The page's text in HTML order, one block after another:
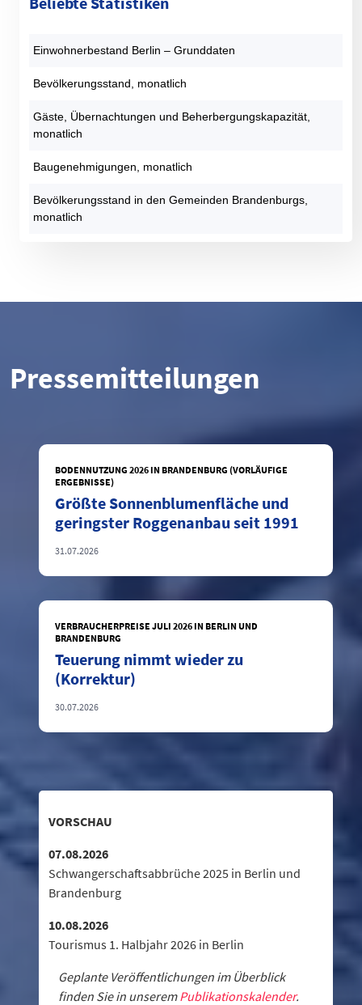
Einwohnerbestand Berlin – Grunddaten
Bevölkerungsstand, monatlich
Gäste, Übernachtungen und Beherbergungskapazität,
monatlich
Baugenehmigungen, monatlich
Bevölkerungsstand in den Gemeinden Brandenburgs,
monatlich
Pressemitteilungen
BODENNUTZUNG 2026 IN BRANDENBURG (VORLÄUFIGE
ERGEBNISSE)
Größte Sonnenblumenfläche und
geringster Roggenanbau seit 1991
31.07.2026
VERBRAUCHERPREISE JULI 2026 IN BERLIN UND
BRANDENBURG
Teuerung nimmt wieder zu
(Korrektur)
30.07.2026
VORSCHAU
07.08.2026
Schwangerschaftsabbrüche 2025 in Berlin und
Brandenburg
10.08.2026
Tourismus 1. Halbjahr 2026 in Berlin
Geplante Veröffentlichungen im Überblick
finden Sie in unseremPublikationskalender.